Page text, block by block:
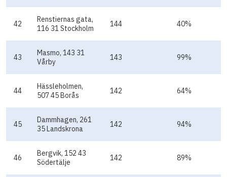
42
Renstiernas gata,
116 31 Stockholm
144 40%
43
Masmo, 143 31
Vårby
143 99%
44
Hässleholmen,
507 45 Borås
142 64%
45
Dammhagen, 261
35 Landskrona
142 94%
46
Bergvik, 152 43
Södertälje
142 89%